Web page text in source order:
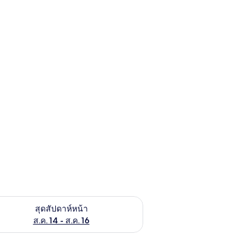
7 - ส.ค. 9สุดสัปดาห์หน้า
ส.ค. 14 - ส.ค. 16
อบจำนวนห้องพักว่างในสุดสัปดาห์หน้า ส.ค. 14 - ส.ค. 16